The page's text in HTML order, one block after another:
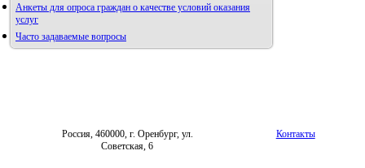
Фотогалерея
Анкеты для опроса граждан о качестве условий оказания
услуг
Часто задаваемые вопросы
Россия, 460000, г. Оренбург, ул.
Советская, 6
Контакты